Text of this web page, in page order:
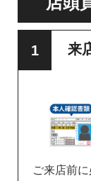
来
ご来店前